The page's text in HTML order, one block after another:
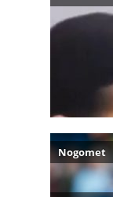
Nogomet